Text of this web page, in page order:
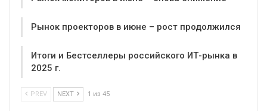
Рынок проекторов в июне – рост продолжился
Итоги и Бестселлеры российского ИТ-рынка в
2025 г.
PREV NEXT 1 из 45